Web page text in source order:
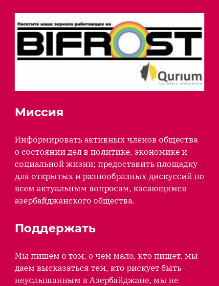
Миссия
Информировать активных членов общества
о состоянии дел в политике, экономике и
социальной жизни; предоставить площадку
для открытых и разнообразных дискуссий по
всем актуальным вопросам, касающимся
азербайджанского общества.
Поддержать
Мы пишем о том, о чем мало, кто пишет, мы
даем высказаться тем, кто рискует быть
неуслышанным в Азербайджане, мы не